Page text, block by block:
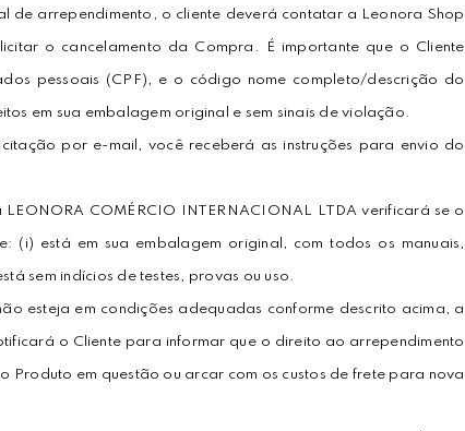
de arrependimento, o cliente deverá contatar a Leonora Shop
o cancelamento da Compra. É importante que o Cliente
pessoais (CPF), e o código nome completo/descrição do
em sua embalagem original e sem sinais de violação.
por e-mail, você receberá as instruções para envio do
COMÉRCIO INTERNACIONAL LTDA verificará se o
(i) está em sua embalagem original, com todos os manuais,
sem indícios de testes, provas ou uso.
esteja em condições adequadas conforme descrito acima, a
o Cliente para informar que o direito ao arrependimento
em questão ou arcar com os custos de frete para nova